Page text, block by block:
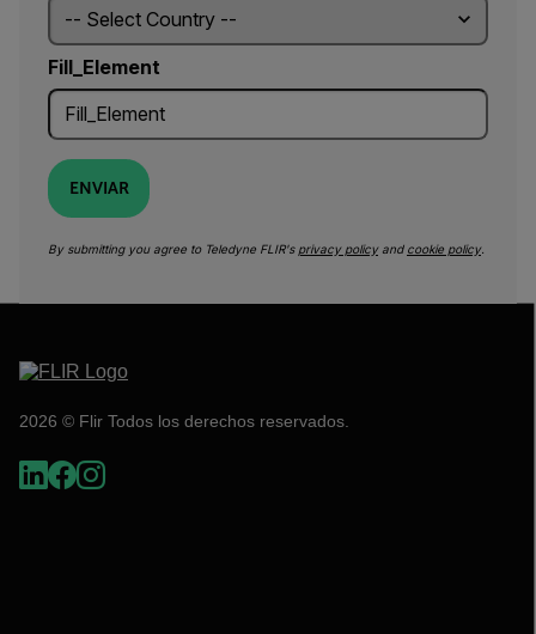
Fill_Element
ENVIAR
By submitting you agree to Teledyne FLIR's privacy policyand cookie policy.
2026 © Flir Todos los derechos reservados.